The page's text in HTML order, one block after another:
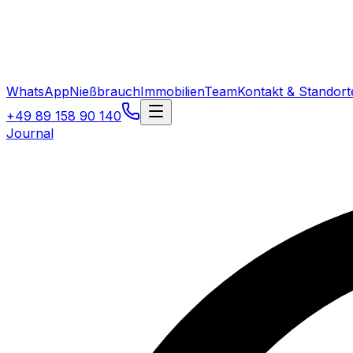
WhatsAppNießbrauchImmobilienTeamKontakt &
+49 89 158 90 140
Journal